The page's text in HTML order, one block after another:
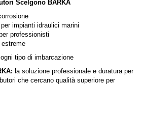
Scelgono BARKA
impianti idraulici marini
professionisti
tipo di imbarcazione
la soluzione professionale e duratura per
che cercano qualità superiore per